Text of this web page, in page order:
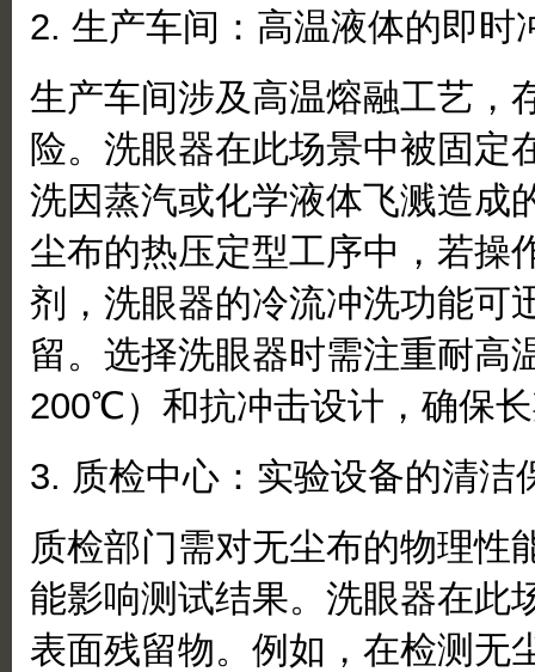
2. 生产车间：高温液体的即时
生产车间涉及高温熔融工艺，
险。洗眼器在此场景中被固定
洗因蒸汽或化学液体飞溅造成
尘布的热压定型工序中，若操
剂，洗眼器的冷流冲洗功能可
留。选择洗眼器时需注重耐高
200℃）和抗冲击设计，确保
3. 质检中心：实验设备的清洁
质检部门需对无尘布的物理性
能影响测试结果。洗眼器在此
表面残留物。例如，在检测无